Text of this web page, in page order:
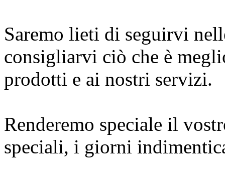
Saremo lieti di seguirvi
consigliarvi ciò che è
prodotti e ai nostri servizi.
Renderemo speciale il
speciali, i giorni